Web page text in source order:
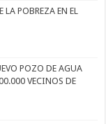
POBREZA EN EL
POZO DE AGUA
VECINOS DE